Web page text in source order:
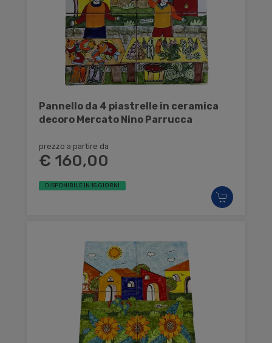
Pannello da 4 piastrelle in ceramica
decoro Mercato Nino Parrucca
prezzo a partire da
€ 160,00
DISPONIBILE IN 15 GIORNI